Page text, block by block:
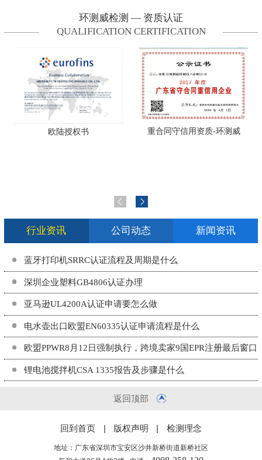
环测威检测 — 资质认证
QUALIFICATION CERTIFICATION
欧陆授权书 重合同守信用资质-环测威
行业资讯 公司动态 新闻资讯
蓝牙打印机SRRC认证流程及周期是什么
深圳企业塑料GB4806认证办理
亚马逊UL4200A认证申请要怎么做
电水壶出口欧盟EN60335认证申请流程是什么
欧盟PPWR8月12日强制执行，跨境卖家9国EPR注册最后窗口
期
锂电池搅拌机CSA 1335报告及步骤是什么
返回顶部
回到首页 版权声明 检测理念
地址：广东省深圳市宝安区沙井新桥街道新桥社区